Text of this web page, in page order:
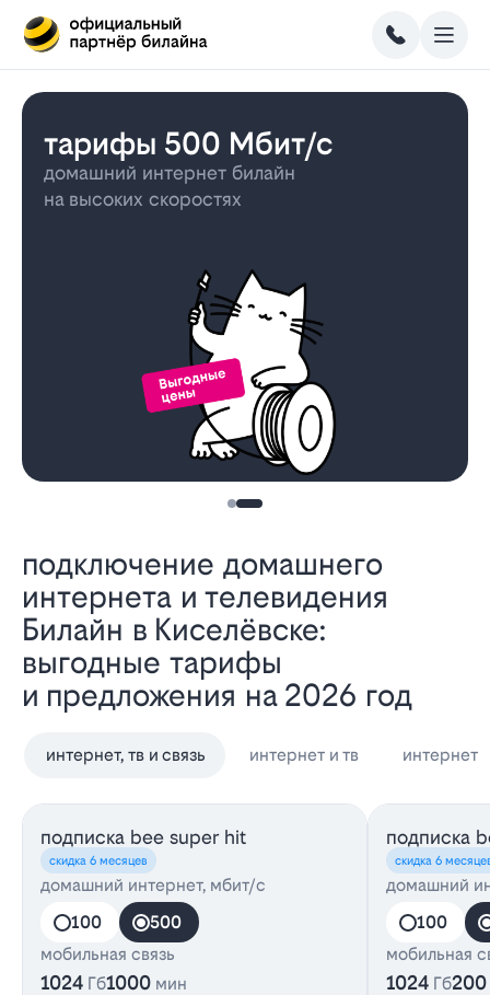
тарифы 500 Мбит/с
домашний интернет билайн
на высоких скоростях
Подключение домашнего
интернета и телевидения
Билайн в Киселёвске:
выгодные тарифы
и предложения на 2026 год
интернет, тв и связь интернет и тв интернет
подписка bee super hit
скидка 6 месяцев
домашний интернет, мбит/с
100
500
мобильная связь
1024 Гб1000 мин
подписка
скидка 6
домашний
100
мобильная
1024 Гб200